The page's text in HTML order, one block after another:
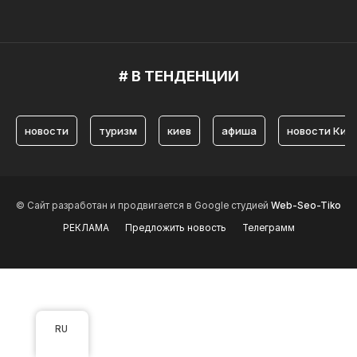
# В ТЕНДЕНЦИИ
новости туризм киев афиша новости
© Сайт разработан и продвигается в Google студией Web-Seo-Tiko
РЕКЛАМА
Предложить новость Телеграмм
RU